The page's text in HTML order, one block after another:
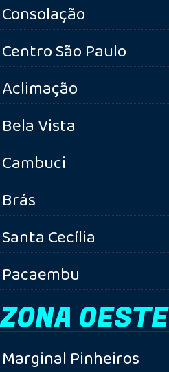
Consolação
Centro São Paulo
Aclimação
Bela Vista
Cambuci
Brás
Santa Cecília
Pacaembu
ZONA OESTE
Marginal Pinheiros